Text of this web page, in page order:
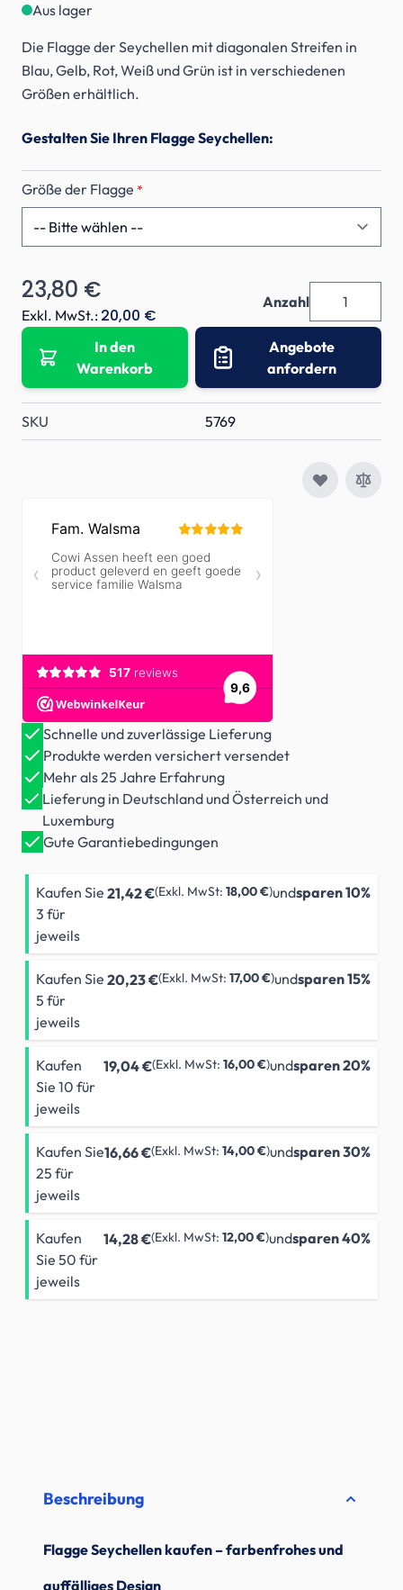
Aus lager
Die Flagge der Seychellen mit diagonalen Streifen in
Blau, Gelb, Rot, Weiß und Grün ist in verschiedenen
Größen erhältlich.
Gestalten Sie Ihren Flagge Seychellen:
Größe der Flagge *
23,80 €
Exkl. MwSt.: 20,00 €
Anzahl
In den
Warenkorb
Angebote
anfordern
SKU 5769
Schnelle und zuverlässige Lieferung
Produkte werden versichert versendet
Mehr als 25 Jahre Erfahrung
Lieferung in Deutschland und Österreich und
Luxemburg
Gute Garantiebedingungen
Kaufen Sie
3 für
jeweils
21,42 € 18,00 € undsparen10%
Kaufen Sie
5 für
jeweils
20,23 € 17,00 € undsparen15%
Kaufen
Sie 10 für
jeweils
19,04 € 16,00 € undsparen20%
Kaufen Sie
25 für
jeweils
16,66 € 14,00 € undsparen30%
Kaufen
Sie 50 für
jeweils
14,28 € 12,00 € undsparen40%
Beschreibung
Flagge Seychellen kaufen – farbenfrohes und
auffälliges Design